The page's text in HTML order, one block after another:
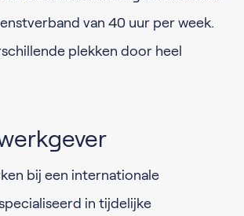
van 40 uur per week.
plekken door heel
bij een internationale
in tijdelijke